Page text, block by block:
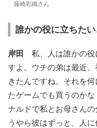
藤崎彩織さん
誰かの役に立ちた
岸田
私、人は誰かの役
すよ。ウチの弟は最近
きたんですね。それを
たゲームでも買うのか
ナルドで私とお母さん
うやら彼はずっと、人